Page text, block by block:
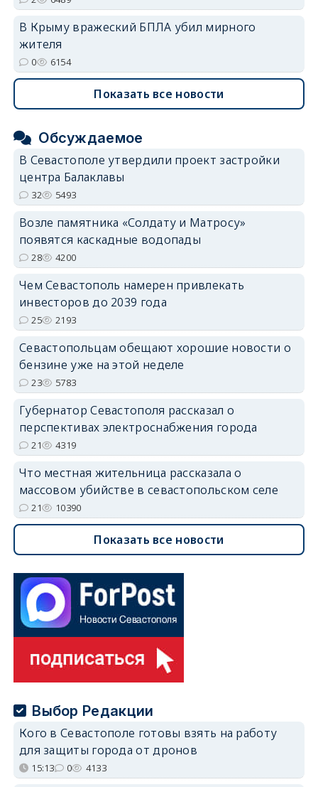
В Крыму вражеский БПЛА убил мирного
жителя
0 6154
Показать все новости
Обсуждаемое
В Севастополе утвердили проект застройки
центра Балаклавы
32 5493
Возле памятника «Солдату и Матросу»
появятся каскадные водопады
28 4200
Чем Севастополь намерен привлекать
инвесторов до 2039 года
25 2193
Севастопольцам обещают хорошие новости о
бензине уже на этой неделе
23 5783
Губернатор Севастополя рассказал о
перспективах электроснабжения города
21 4319
Что местная жительница рассказала о
массовом убийстве в севастопольском селе
21 10390
Показать все новости
Выбор Редакции
Кого в Севастополе готовы взять на работу
для защиты города от дронов
15:13 0 4133